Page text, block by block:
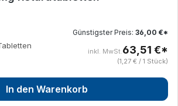
Günstigster Preis: 36,00 €*
inkl. MwSt.63,51 €*
(1,27 € / 1 Stück)
In den Warenkorb